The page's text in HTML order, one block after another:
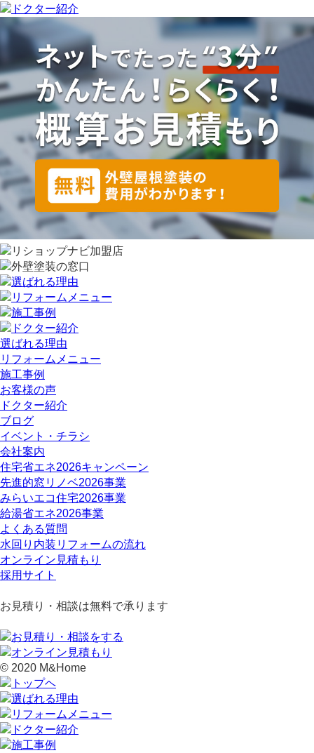
選ばれる理由
リフォームメニュー
施工事例
お客様の声
ドクター紹介
ブログ
イベント・チラシ
会社案内
住宅省エネ2026キャンペーン
先進的窓リノベ2026事業
みらいエコ住宅2026事業
給湯省エネ2026事業
よくある質問
水回り内装リフォームの流れ
オンライン見積もり
採用サイト
お見積り・相談は無料で承ります
© 2020 M&Home